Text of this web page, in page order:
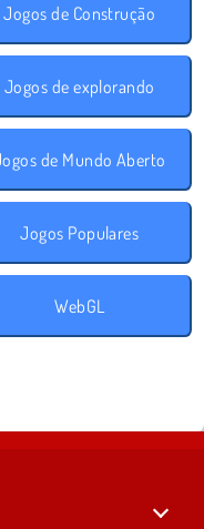
Jogos de Construção
Jogos de explorando
de Mundo Aberto
Jogos Populares
WebGL